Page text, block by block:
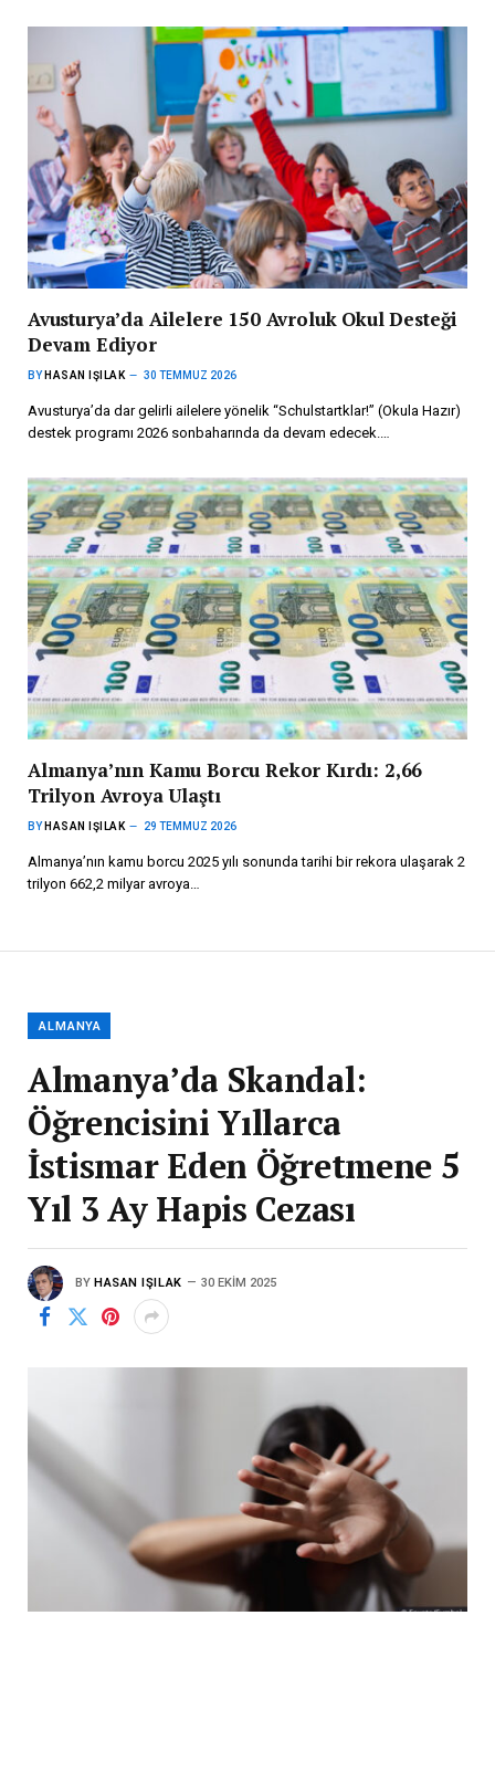
Avusturya’da Ailelere 150 Avroluk Okul Desteği
Devam Ediyor
BY HASAN IŞILAK 30 TEMMUZ 2026
Avusturya’da dar gelirli ailelere yönelik “Schulstartklar!” (Okula Hazır)
destek programı 2026 sonbaharında da devam edecek.…
Almanya’nın Kamu Borcu Rekor Kırdı: 2,66
Trilyon Avroya Ulaştı
BY HASAN IŞILAK 29 TEMMUZ 2026
Almanya’nın kamu borcu 2025 yılı sonunda tarihi bir rekora ulaşarak 2
trilyon 662,2 milyar avroya…
ALMANYA
Almanya’da Skandal:
Öğrencisini Yıllarca
İstismar Eden Öğretmene 5
Yıl 3 Ay Hapis Cezası
BY HASAN IŞILAK 30 EKIM 2025